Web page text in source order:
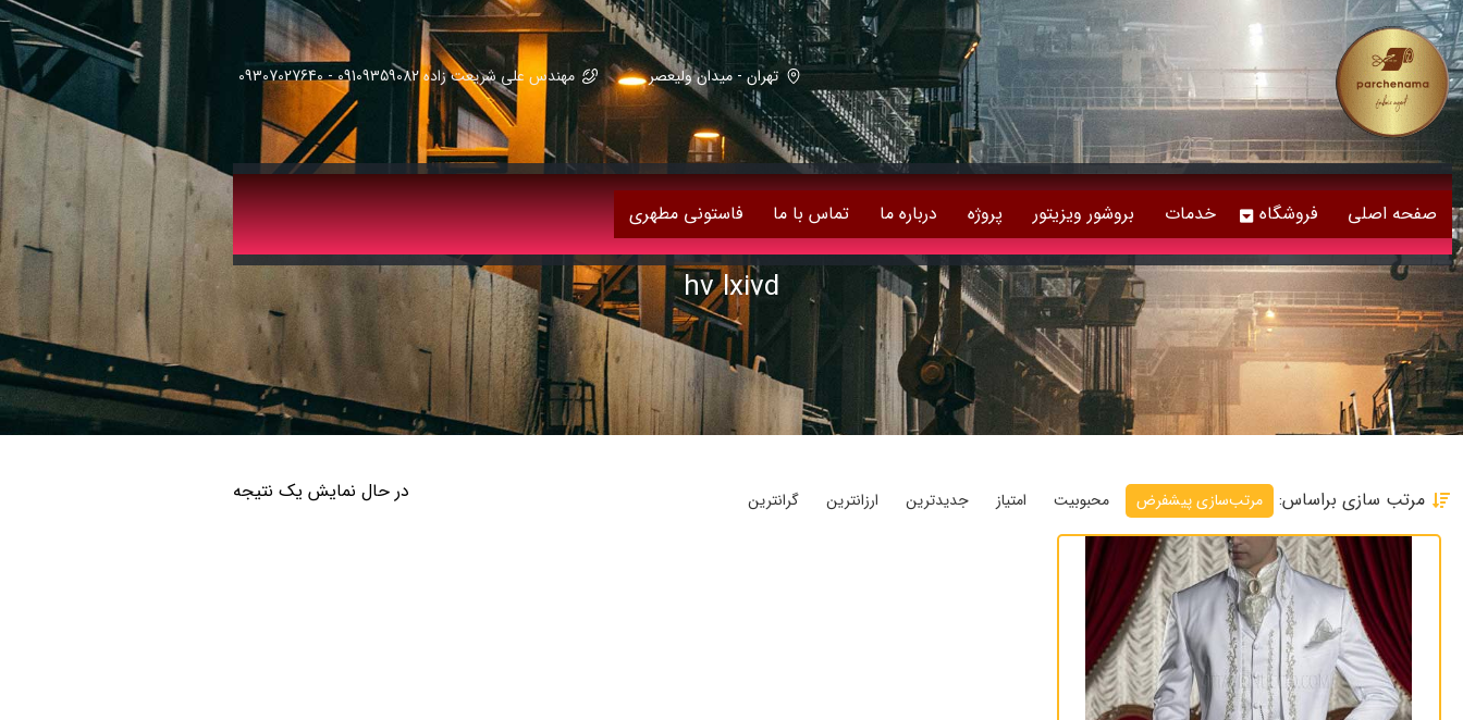
تهران - میدان ولیعصر مهندس علی شریعت زاده 09109359082 - 09307027640
صفحه اصلی فروشگاه خدمات بروشور ویزیتور پروژه درباره ما تماس با ما فاستونی مطهری
hv lxivd
در حال نمایش یک نتیجه مرتب سازی براساس: مرتب‌سازی پیشفرض محبوبیت امتیاز جدیدترین ارزانترین گرانترین